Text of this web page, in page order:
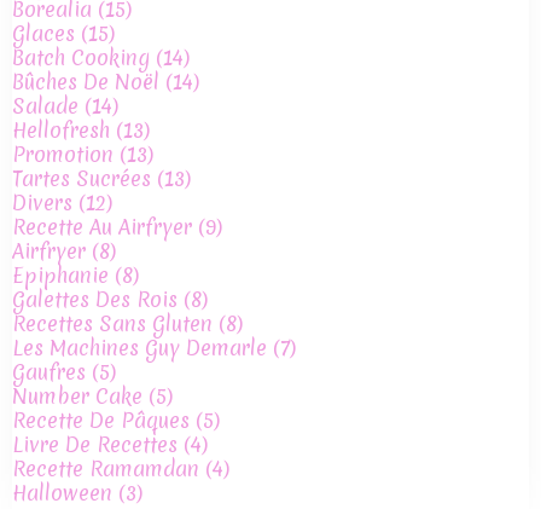
Borealia (15)
Glaces (15)
Batch Cooking (14)
Bûches De Noël (14)
Salade (14)
Hellofresh (13)
Promotion (13)
Tartes Sucrées (13)
Divers (12)
Recette Au Airfryer (9)
Airfryer (8)
Epiphanie (8)
Galettes Des Rois (8)
Recettes Sans Gluten (8)
Les Machines Guy Demarle (7)
Gaufres (5)
Number Cake (5)
Recette De Pâques (5)
Livre De Recettes (4)
Recette Ramamdan (4)
Halloween (3)